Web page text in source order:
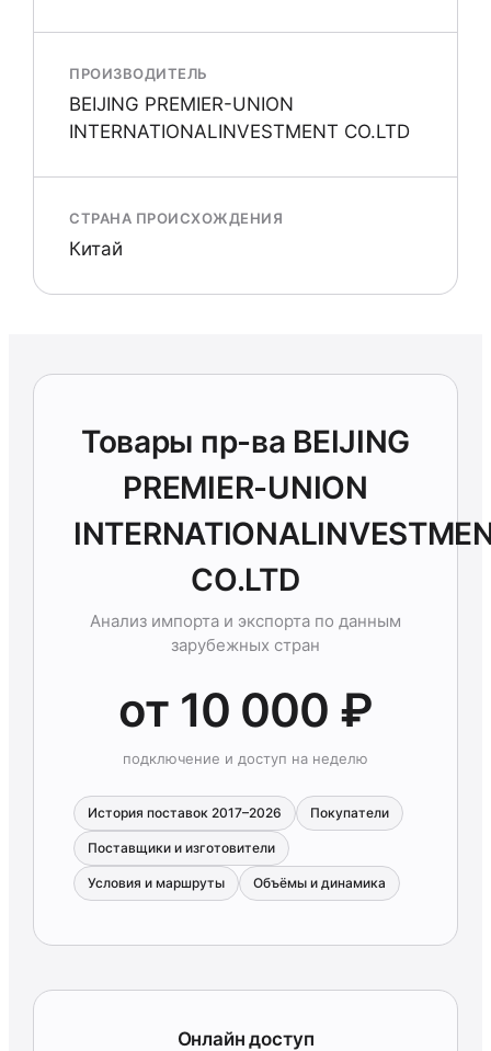
ПРОИЗВОДИТЕЛЬ
BEIJING PREMIER-UNION
INTERNATIONALINVESTMENT CO.LTD
СТРАНА ПРОИСХОЖДЕНИЯ
Китай
Товары пр-ва BEIJING
PREMIER-UNION
CO.LTD
Анализ импорта и экспорта по данным
зарубежных стран
от 10 000 ₽
подключение и доступ на неделю
История поставок 2017–2026 Покупатели
Поставщики и изготовители
Условия и маршруты Объёмы и динамика
Онлайн доступ